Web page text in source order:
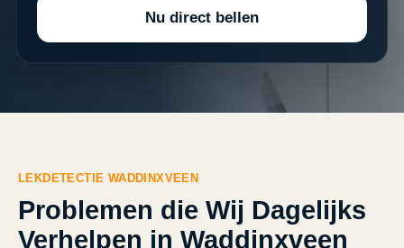
Nu direct bellen
LEKDETECTIE WADDINXVEEN
Problemen die Wij Dagelijks
Verhelpen in Waddinxveen